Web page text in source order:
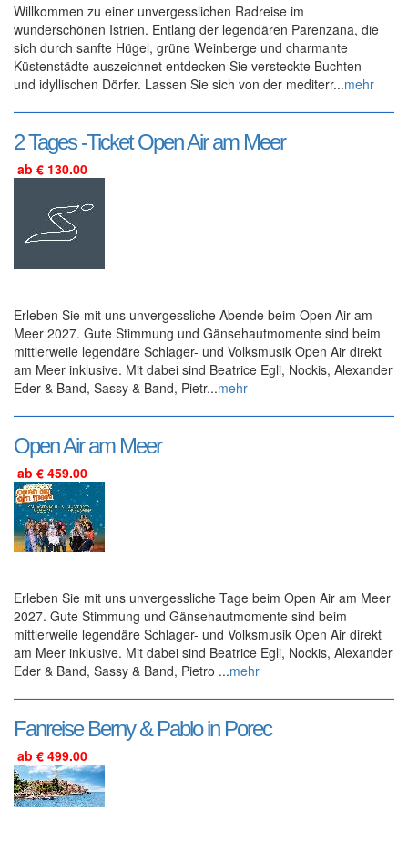
Willkommen zu einer unvergesslichen Radreise im
wunderschönen Istrien. Entlang der legendären Parenzana, die
sich durch sanfte Hügel, grüne Weinberge und charmante
Küstenstädte auszeichnet entdecken Sie versteckte Buchten
und idyllischen Dörfer. Lassen Sie sich von der mediterr...mehr
2 Tages -Ticket Open Air am Meer
ab € 130.00
Erleben Sie mit uns unvergessliche Abende beim Open Air am
Meer 2027. Gute Stimmung und Gänsehautmomente sind beim
mittlerweile legendäre Schlager- und Volksmusik Open Air direkt
am Meer inklusive. Mit dabei sind Beatrice Egli, Nockis, Alexander
Eder & Band, Sassy & Band, Pietr...mehr
Open Air am Meer
ab € 459.00
Erleben Sie mit uns unvergessliche Tage beim Open Air am Meer
2027. Gute Stimmung und Gänsehautmomente sind beim
mittlerweile legendäre Schlager- und Volksmusik Open Air direkt
am Meer inklusive. Mit dabei sind Beatrice Egli, Nockis, Alexander
Eder & Band, Sassy & Band, Pietro ...mehr
Fanreise Berny & Pablo in Porec
ab € 499.00